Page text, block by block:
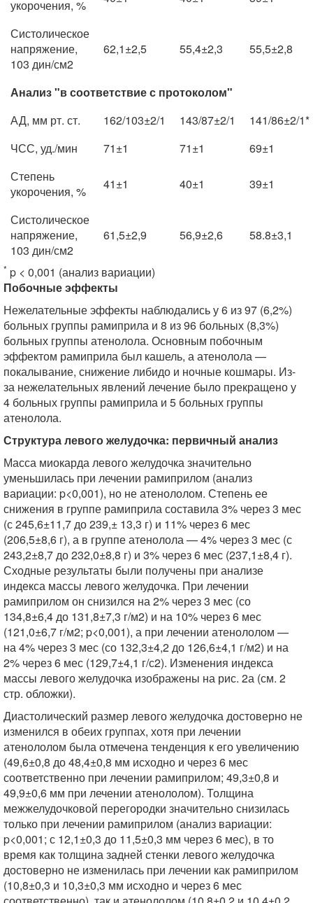
укорочения, %
Систолическое
напряжение,
103 дин/см2
62,1±2,5 55,4±2,3 55,5±2,8
Анализ "в соответствие с протоколом"
АД, мм рт. ст.
162/103±2/1 143/87±2/1
141/86±2/1*
ЧСС, уд./мин
71±1 71±1
69±1
Степень
укорочения, %
41±1 40±1 39±1
Систолическое
напряжение,
103 дин/см2
61,5±2,9 56,9±2,6 58.8±3,1
* p < 0,001 (анализ вариации)
Побочные эффекты
Нежелательные эффекты наблюдались у 6 из 97 (6,2%)
больных группы рамиприла и 8 из 96 больных (8,3%)
больных группы атенолола. Основным побочным
эффектом рамиприла был кашель, а атенолола —
покалывание, снижение либидо и ночные кошмары. Из-
за нежелательных явлений лечение было прекращено у
4 больных группы рамиприла и 5 больных группы
атенолола.
Структура левого желудочка: первичный анализ
Масса миокарда левого желудочка значительно
уменьшилась при лечении рамиприлом (анализ
вариации: p<0,001), но не атенололом. Степень ее
снижения в группе рамиприла составила 3% через 3 мес
(с 245,6±11,7 до 239,± 13,3 г) и 11% через 6 мес
(206,5±8,6 г), а в группе атенолола — 4% через 3 мес (с
243,2±8,7 до 232,0±8,8 г) и 3% через 6 мес (237,1±8,4 г).
Сходные результаты были получены при анализе
индекса массы левого желудочка. При лечении
рамиприлом он снизился на 2% через 3 мес (со
134,8±6,4 до 131,8±7,3 г/м2) и на 10% через 6 мес
(121,0±6,7 г/м2; p<0,001), а при лечении атенололом —
на 4% через 3 мес (со 132,3±4,2 до 126,6±4,1 г/м2) и на
2% через 6 мес (129,7±4,1 г/с2). Изменения индекса
массы левого желудочка изображены на рис. 2а (см. 2
стр. обложки).
Диастолический размер левого желудочка достоверно не
изменился в обеих группах, хотя при лечении
атенололом была отмечена тенденция к его увеличению
(49,6±0,8 до 48,4±0,8 мм исходно и через 6 мес
соответственно при лечении рамиприлом; 49,3±0,8 и
49,9±0,6 мм при лечении атенололом). Толщина
межжелудочковой перегородки значительно снизилась
только при лечении рамиприлом (анализ вариации:
p<0,001; с 12,1±0,3 до 11,5±0,3 мм через 6 мес), в то
время как толщина задней стенки левого желудочка
достоверно не изменилась при лечении как рамиприлом
(10,8±0,3 и 10,3±0,3 мм исходно и через 6 мес